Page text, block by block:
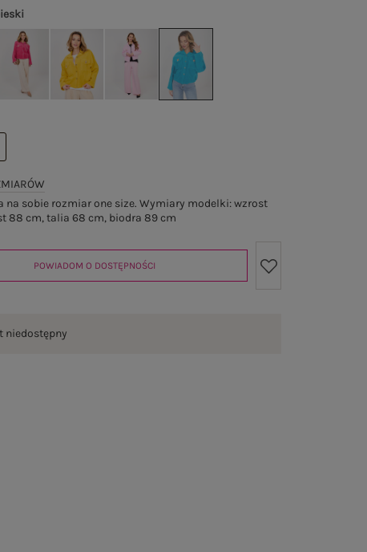
na sobie rozmiar one size. Wymiary modelki: wzrost
88 cm, talia 68 cm, biodra 89 cm
POWIADOM O DOSTĘPNOŚCI
niedostępny